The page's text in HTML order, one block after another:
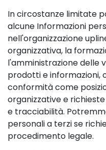
In circostanze limitate
alcune Informazioni
nell'organizzazione
organizzativa, la
l'amministrazione delle
prodotti e informazioni,
conformità come
organizzative e
e tracciabilità.
personali a terzi se
procedimento legale.